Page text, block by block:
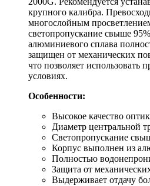
крупного калибра.
многослойным
светопропускание свыше
алюминиевого сплава
защищен от механических
что позволяет
условиях.
Особенности:
Высокое качество
Диаметр центральной
Светопропускание
Корпус выполнен из
Полностью
Защита от
Выдерживает отдачу